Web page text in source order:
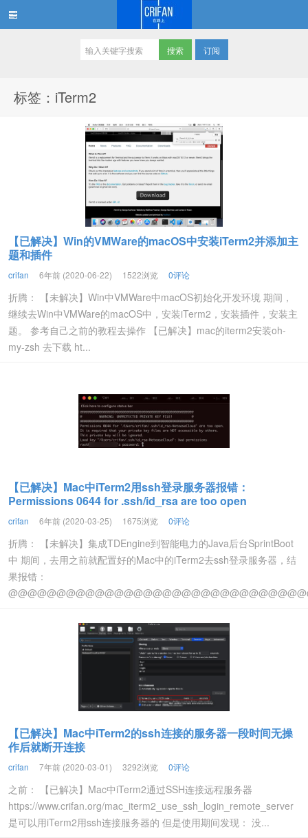
订阅
标签：iTerm2
【已解决】Win的VMWare的macOS中安装iTerm2并添加主
题和插件
crifan 6年前 (2020-06-22) 1522浏览 0评论
折腾： 【未解决】Win中VMWare中macOS初始化开发环境 期间，
继续去Win中VMWare的macOS中，安装iTerm2，安装插件，安装主
题。 参考自己之前的教程去操作 【已解决】mac的iterm2安装oh-
my-zsh 去下载 ht...
【已解决】Mac中iTerm2用ssh登录服务器报错：
Permissions 0644 for .ssh/id_rsa are too open
crifan 6年前 (2020-03-25) 1675浏览 0评论
折腾： 【未解决】集成TDEngine到智能电力的Java后台SprintBoot
中 期间，去用之前就配置好的Mac中的iTerm2去ssh登录服务器，结
果报错：
【已解决】Mac中iTerm2的ssh连接的服务器一段时间无操
作后就断开连接
crifan 7年前 (2020-03-01) 3292浏览 0评论
之前： 【已解决】Mac中iTerm2通过SSH连接远程服务器
https://www.crifan.org/mac_iterm2_use_ssh_login_remote_server
是可以用iTerm2用ssh连接服务器的 但是使用期间发现： 没...